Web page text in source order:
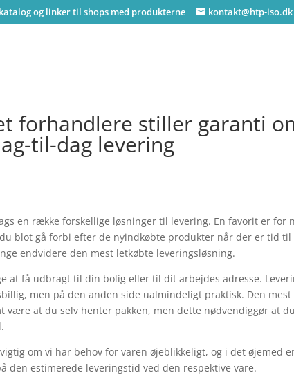
og linker til shops med produkterne kontakt@htp-iso.dk
forhandlere stiller garanti
til-dag levering
en række forskellige løsninger til levering. En favorit er for
blot gå forbi efter de nyindkøbte produkter når der er tid
endvidere den mest letkøbte leveringsløsning.
at få udbragt til din bolig eller til dit arbejdes adresse.
men på den anden side ualmindeligt praktisk. Den
være at du selv henter pakken, men dette nødvendiggør at
om vi har behov for varen øjeblikkeligt, og i det øjemed
den estimerede leveringstid ved den respektive vare.